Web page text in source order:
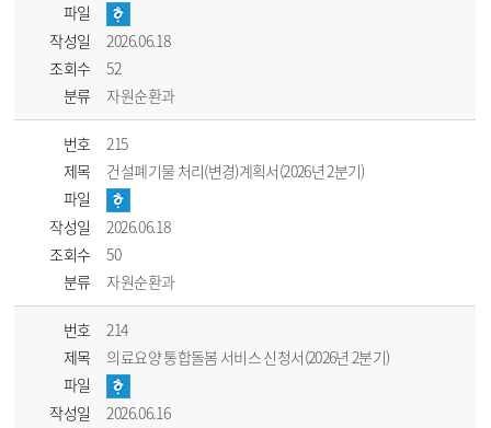
파일
작성일
2026.06.18
조회수
52
분류
자원순환과
번호
215
제목
건설폐기물 처리(변경)계획서(2026년 2분기)
파일
작성일
2026.06.18
조회수
50
분류
자원순환과
번호
214
제목
의료요양 통합돌봄 서비스 신청서(2026년 2분기)
파일
작성일
2026.06.16